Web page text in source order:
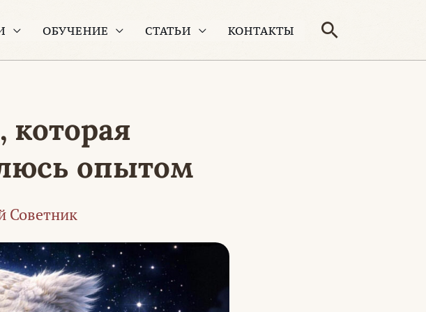
ОБУЧЕНИЕ СТАТЬИ КОНТАКТЫ Поиск
которая
опытом
Советник